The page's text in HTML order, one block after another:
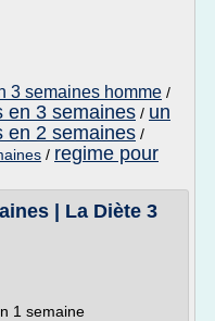
3 semaines homme /
en 3 semaines / un
en 2 semaines /
/ regime pour
| La Diète 3
1 semaine